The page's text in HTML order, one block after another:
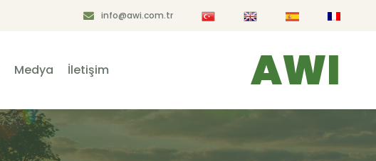
info@awi.com.tr
Medya İletişim AWI